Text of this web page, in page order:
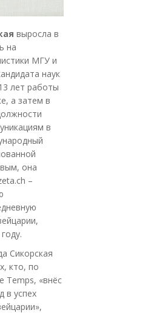
выросла в
на
МГУ и
наук
лет работы
а затем в
в
она
–
Сикорская
кто, по
Temps, «внёс
в успех